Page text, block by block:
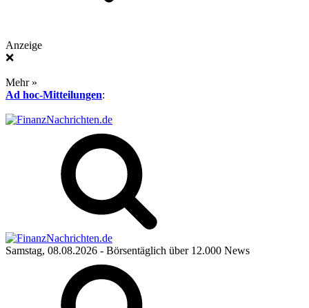
Anzeige
❌
Mehr »
Ad hoc-Mitteilungen:
Samstag, 08.08.2026 - Börsentäglich über 12.000 News